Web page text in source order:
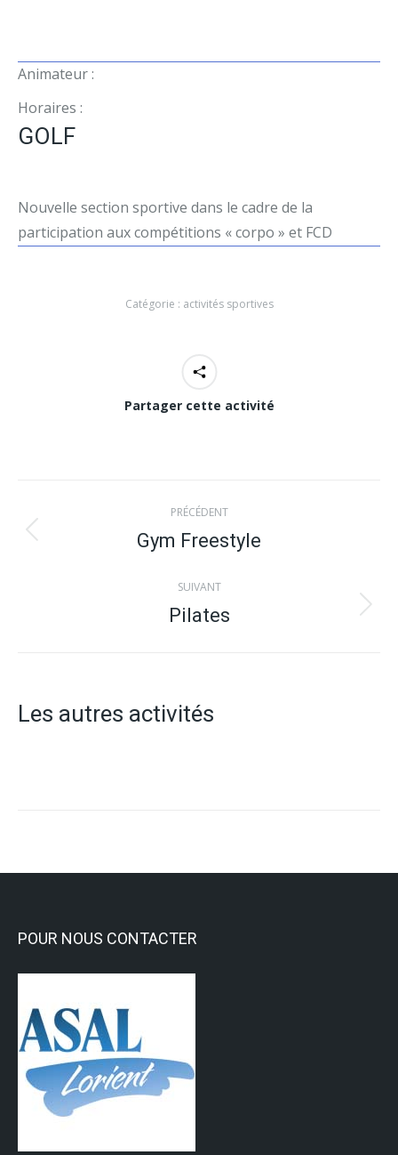
Animateur :
Horaires :
GOLF
Nouvelle section sportive dans le cadre de la
participation aux compétitions « corpo » et FCD
Catégorie : activités sportives
Partager cette activité
Navigation
de
commentaire
PRÉCÉDENT
Onglet
Gym Freestyle
SUIVANT
Projets
Pilates
Les autres activités
POUR NOUS CONTACTER